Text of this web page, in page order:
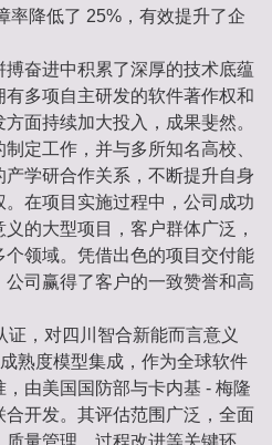
率降低了 25%，有效提升了企
奋进中积累了深厚的技术底蕴
多项自主研发的软件著作权和
面持续加大投入，成果斐然。
定工作，并与多所知名高校、
学研合作关系，不断提升自身
在项目实施过程中，公司成功
的大型项目，客户群体广泛，
领域。凭借出色的项目交付能
司赢得了客户的一致赞誉和高
证，对四川智合新能而言意义
熟度模型集成，作为全球软件
由美国国防部与卡内基 - 梅隆
开发。其评估范围广泛，全面
量管理、过程改进等关键环